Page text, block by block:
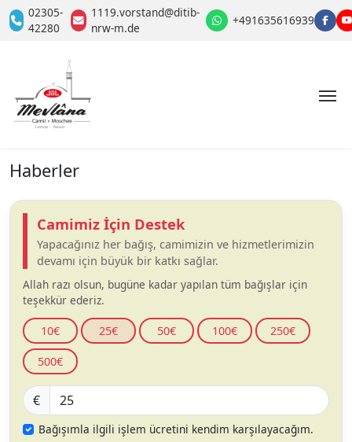
02305-
42280
1119.vorstand@ditib-
nrw-m.de
+491635616939
Haberler
Camimiz İçin Destek
Yapacağınız her bağış, camimizin ve hizmetlerimizin
devamı için büyük bir katkı sağlar.
Allah razı olsun, bugüne kadar yapılan tüm bağışlar için
teşekkür ederiz.
10€ 25€ 50€ 100€ 250€
500€
€
Bağışımla ilgili işlem ücretini kendim karşılayacağım.